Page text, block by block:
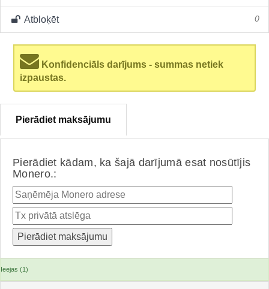
Atbloķēt 0
Konfidenciāls darījums - summas netiek
izpaustas.
Pierādiet maksājumu
Pierādiet kādam, ka šajā darījumā esat nosūtījis
Monero.:
Ieejas (1)